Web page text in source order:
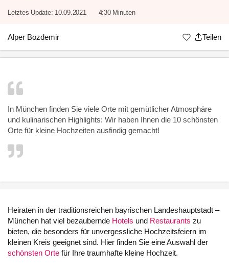
Letztes Update: 10.09.2021 4:30 Minuten
Alper Bozdemir Teilen
In München finden Sie viele Orte mit gemütlicher Atmosphäre
und kulinarischen Highlights: Wir haben Ihnen die 10 schönsten
Orte für kleine Hochzeiten ausfindig gemacht!
Heiraten in der traditionsreichen bayrischen Landeshauptstadt –
München hat viel bezaubernde Hotels und Restaurants zu
bieten, die besonders für unvergessliche Hochzeitsfeiern im
kleinen Kreis geeignet sind. Hier finden Sie eine Auswahl der
schönsten Orte für Ihre traumhafte kleine Hochzeit.